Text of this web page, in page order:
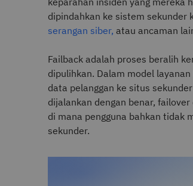
dipindahkan ke sistem sekunder
serangan siber, atau ancaman
Failback adalah proses beralih
dipulihkan. Dalam model
data pelanggan ke situs
dijalankan dengan benar,
di mana pengguna bahkan tidak
sekunder.